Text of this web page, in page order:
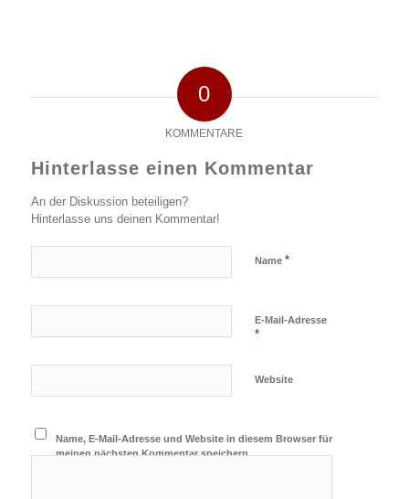
0
KOMMENTARE
Hinterlasse einen Kommentar
An der Diskussion beteiligen?
Hinterlasse uns deinen Kommentar!
Name *
E-Mail-Adresse
*
Website
Name, E-Mail-Adresse und Website in diesem Browser für
meinen nächsten Kommentar speichern.